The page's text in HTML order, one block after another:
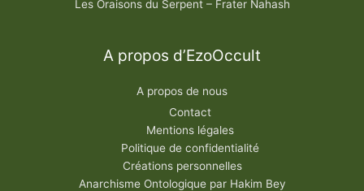
Les Oraisons du Serpent – Frater Nahash
A propos d’EzoOccult
A propos de nous
Contact
Mentions légales
Politique de confidentialité
Créations personnelles
Anarchisme Ontologique par Hakim Bey